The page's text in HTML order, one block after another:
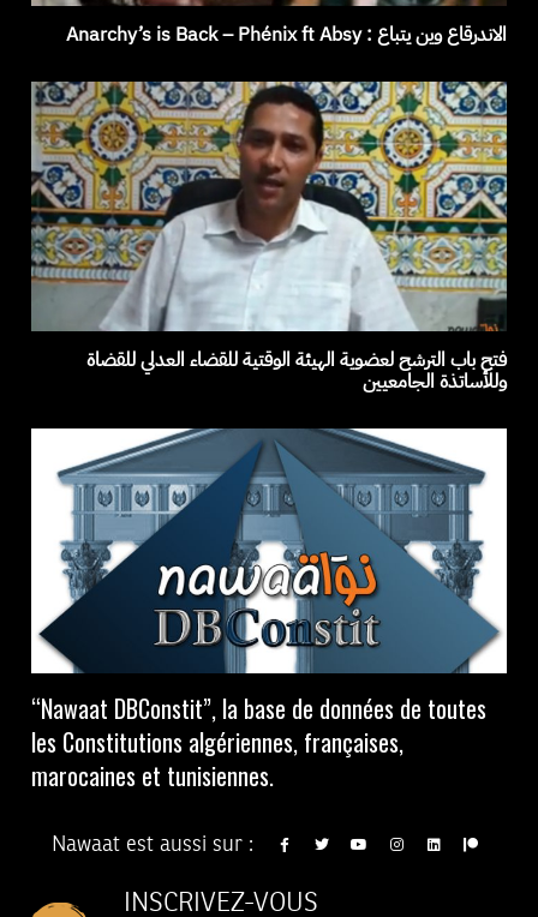
الاندرقاع وين يتباع ‏: Anarchy’s is Back – Phénix ft Absy
فتح باب الترشح لعضوية الهيئة الوقتية للقضاء العدلي للقضاة
وللأساتذة الجامعيين
“Nawaat DBConstit”, la base de données de toutes
les Constitutions algériennes, françaises,
marocaines et tunisiennes.
Nawaat est aussi sur :
INSCRIVEZ-VOUS